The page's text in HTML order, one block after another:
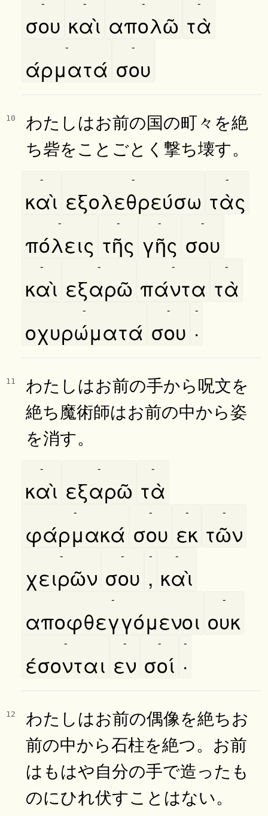
σου καὶ απολῶ τὰ
άρματά
-
σου
-
10
わたしはお前の国の町々を絶
ち砦をことごとく撃ち壊す。
καὶ
-
εξολεθρεύσω
-
τὰς
-
πόλεις
-
τῆς
-
γῆς
-
σου
-
καὶ
-
εξαρῶ
-
πάντα
-
τὰ
-
οχυρώματά
-
σου
-
·
-
11
わたしはお前の手から呪文を
絶ち魔術師はお前の中から姿
を消す。
καὶ
-
εξαρῶ
-
τὰ
-
φάρμακά
-
σου
-
εκ
-
τῶν
-
χειρῶν
-
σου
-
,
-
καὶ
-
αποφθεγγόμενοι
-
ουκ
-
έσονται
-
εν
-
σοί
-
·
-
12
わたしはお前の偶像を絶ちお
前の中から石柱を絶つ。お前
はもはや自分の手で造ったも
のにひれ伏すことはない。